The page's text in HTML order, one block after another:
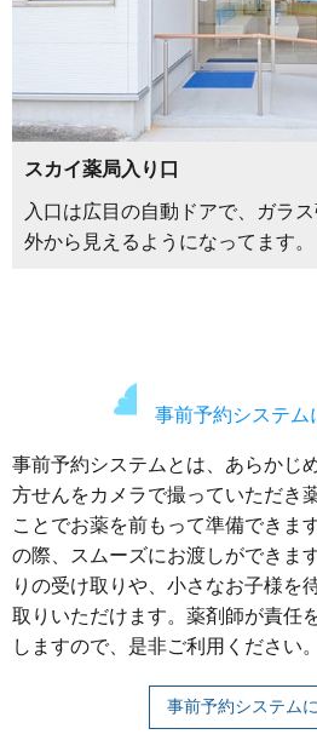
スカイ薬局入り口
入口は広目の自動ドアで、ガラ
外から見えるようになってます。
事前予約システム
事前予約システムとは、あらかじ
方せんをカメラで撮っていただき
ことでお薬を前もって準備できま
の際、スムーズにお渡しができま
りの受け取りや、小さなお子様を
取りいただけます。薬剤師が責任
しますので、是非ご利用ください。
事前予約システム